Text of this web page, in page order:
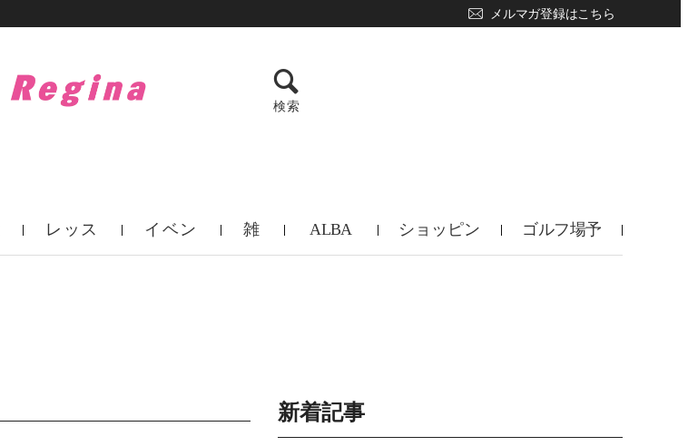
レッス イベン 雑 ALBA ショッピン ゴルフ場予
メルマガ登録はこちら
検索
新着記事